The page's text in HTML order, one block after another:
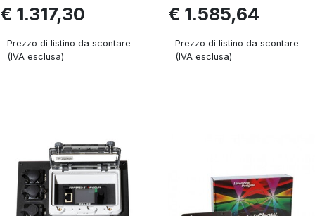
€ 1.317,30
Prezzo di listino da scontare
(IVA esclusa)
€ 1.585,64
Prezzo di listino da scontare
(IVA esclusa)